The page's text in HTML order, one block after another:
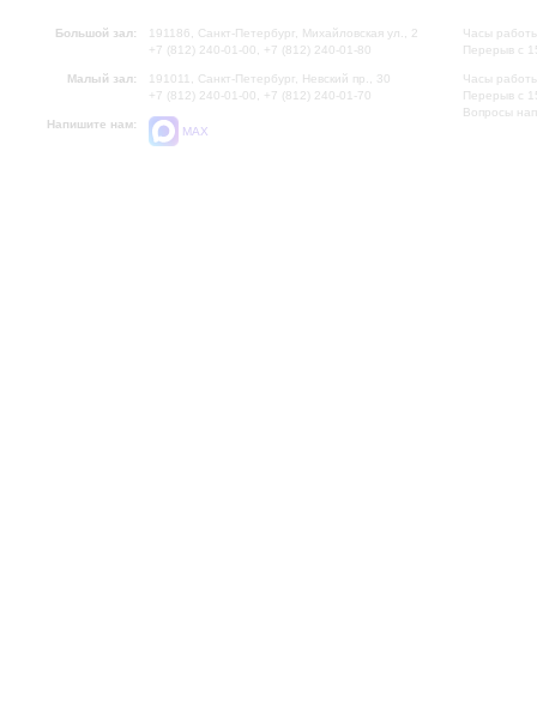
Большой зал:
191186, Санкт-Петербург, Михайловская ул., 2
+7 (812) 240-01-00, +7 (812) 240-01-80
Малый зал:
191011, Санкт-Петербург, Невский пр., 30
+7 (812) 240-01-00, +7 (812) 240-01-70
Напишите нам:
MAX
Часы
Перерыв с
Часы
Перерыв с
Вопросы